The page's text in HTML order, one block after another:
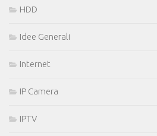
HDD
Idee Generali
Internet
IP Camera
IPTV